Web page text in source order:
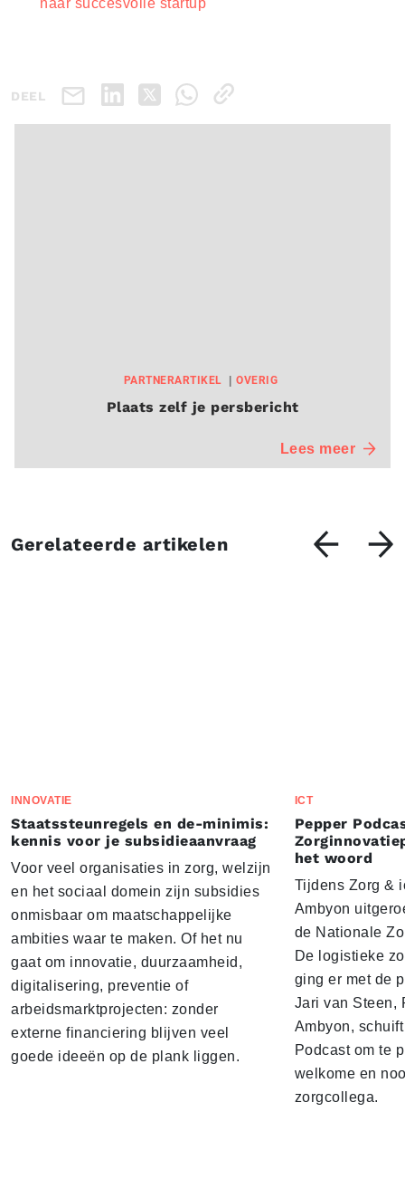
DEEL
PARTNERARTIKEL OVERIG
Plaats zelf je persbericht
Lees meer
Gerelateerde artikelen
INNOVATIE
Staatssteunregels en de-minimis:
kennis voor je subsidieaanvraag
Voor veel organisaties in zorg, welzijn
en het sociaal domein zijn subsidies
onmisbaar om maatschappelijke
ambities waar te maken. Of het nu
gaat om innovatie, duurzaamheid,
digitalisering, preventie of
arbeidsmarktprojecten: zonder
externe financiering blijven veel
goede ideeën op de plank liggen.
ICT
Pepper
het woord
Tijdens Zorg &
Ambyon
de Nationale
De logistieke
ging er met de
Jari van Steen,
Ambyon,
Podcast om te
welkome en
zorgcollega.